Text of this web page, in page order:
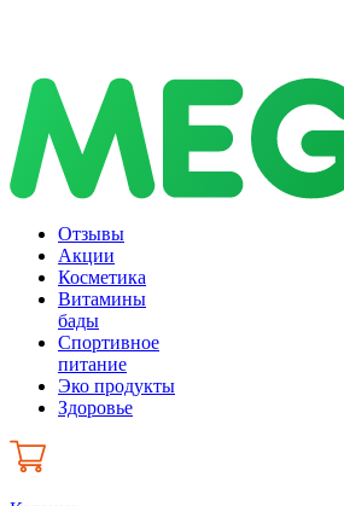
Отзывы
Акции
Косметика
Витамины
бады
Спортивное
питание
Эко продукты
Здоровье